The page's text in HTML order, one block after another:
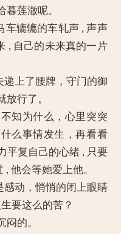
莲澈呢。
辘辘的车轧声 , 声声
, 自己的未来真的一片
上了腰牌，守门的御
行了。
知为什么，心里突突
么事情发生，再看看
平复自己的心绪 , 只要
他会等她爱上他。
动，悄悄的闭上眼睛
要这么的苦？
的。